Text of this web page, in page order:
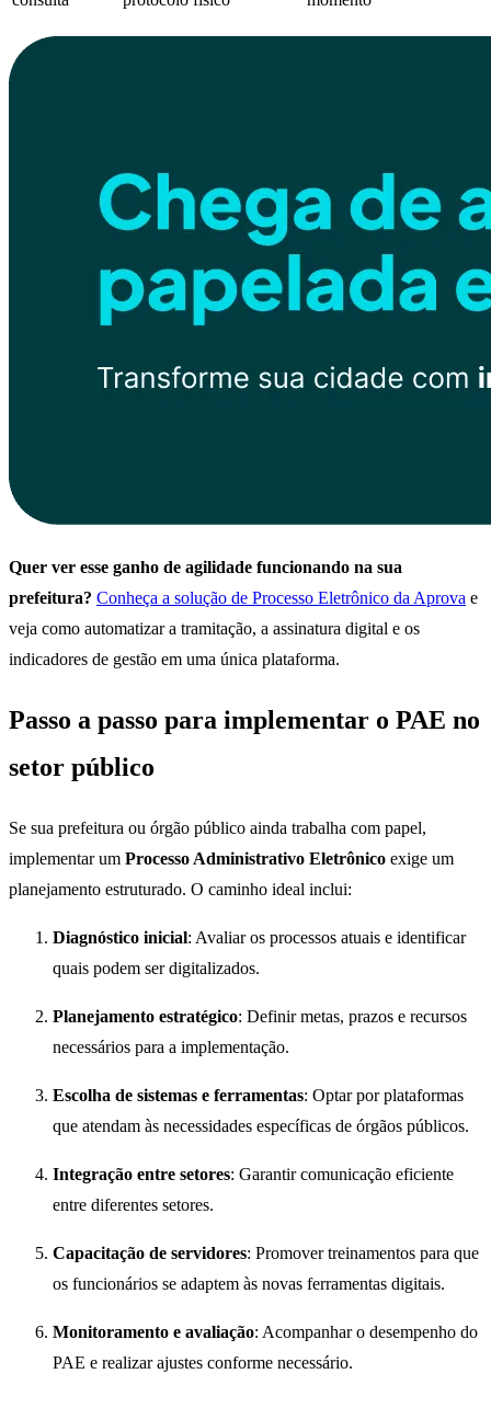
Quer ver esse ganho de agilidade funcionando na sua
prefeitura? Conheça a solução de Processo Eletrônico da Aprova e
veja como automatizar a tramitação, a assinatura digital e os
indicadores de gestão em uma única plataforma.
Passo a passo para implementar o PAE no
setor público
Se sua prefeitura ou órgão público ainda trabalha com papel,
implementar um Processo Administrativo Eletrônico exige um
planejamento estruturado. O caminho ideal inclui:
Diagnóstico inicial: Avaliar os processos atuais e identificar
quais podem ser digitalizados.
Planejamento estratégico: Definir metas, prazos e recursos
necessários para a implementação.
Escolha de sistemas e ferramentas: Optar por plataformas
que atendam às necessidades específicas de órgãos públicos.
Integração entre setores: Garantir comunicação eficiente
entre diferentes setores.
Capacitação de servidores: Promover treinamentos para que
os funcionários se adaptem às novas ferramentas digitais.
Monitoramento e avaliação: Acompanhar o desempenho do
PAE e realizar ajustes conforme necessário.